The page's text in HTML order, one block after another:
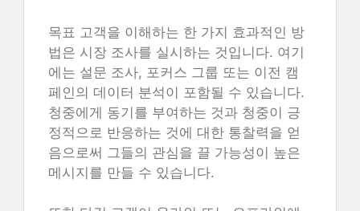
목표 고객을 이해하는 한 가지 효과적인 방
법은 시장 조사를 실시하는 것입니다. 여기
에는 설문 조사, 포커스 그룹 또는 이전 캠
페인의 데이터 분석이 포함될 수 있습니다.
청중에게 동기를 부여하는 것과 청중이 긍
정적으로 반응하는 것에 대한 통찰력을 얻
음으로써 그들의 관심을 끌 가능성이 높은
메시지를 만들 수 있습니다.